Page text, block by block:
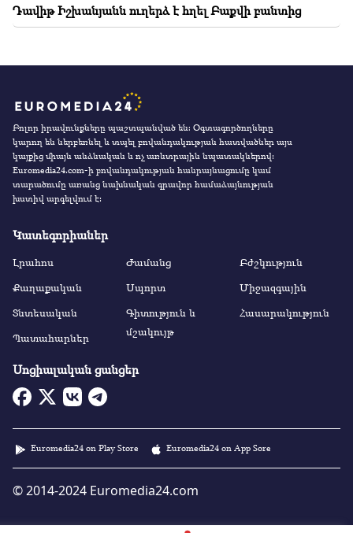
Դավիթ Իշխանյանն ուղերձ է հղել Բաքվի բանտից
Բոլոր իրավունքները պաշտպանված են։ Օգտագործողները
կարող են ներբեռնել և տպել բովանդակության հատվածներ այս
կայքից միայն անձնական և ոչ առևտրային նպատակներով:
Euromedia24.com-ի բովանդակության հանրայնացումը կամ
տարածումը առանց նախնական գրավոր համաձայնության
խստիվ արգելվում է:
Կատեգորիաներ
Լրահոս
Քաղաքական
Տնտեսական
Պատահարներ
Ժամանց
Սպորտ
Գիտություն և
մշակույթ
Բժշկություն
Միջազգային
Հասարակություն
Սոցիալական ցանցեր
© 2014-2024 Euromedia24.com
Euromedia24 on Play Store Euromedia24 on App Sore